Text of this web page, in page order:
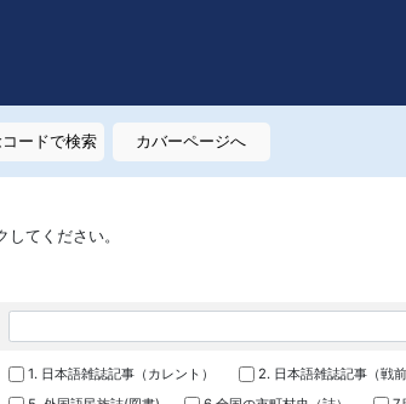
ードで検索 カバーページへ
てください。
1. 日本語雑誌記事（カレント） 2. 日本語雑誌記事（戦前